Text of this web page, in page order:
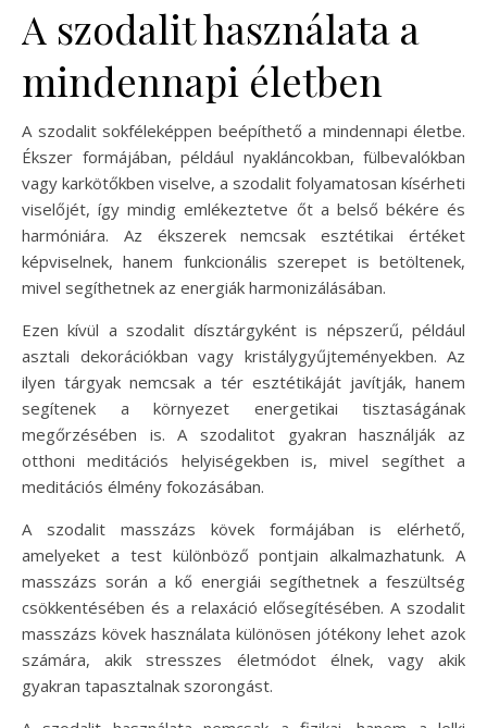
A szodalit használata a
mindennapi életben
A szodalit sokféleképpen beépíthető a mindennapi életbe.
Ékszer formájában, például nyakláncokban, fülbevalókban
vagy karkötőkben viselve, a szodalit folyamatosan kísérheti
viselőjét, így mindig emlékeztetve őt a belső békére és
harmóniára. Az ékszerek nemcsak esztétikai értéket
képviselnek, hanem funkcionális szerepet is betöltenek,
mivel segíthetnek az energiák harmonizálásában.
Ezen kívül a szodalit dísztárgyként is népszerű, például
asztali dekorációkban vagy kristálygyűjteményekben. Az
ilyen tárgyak nemcsak a tér esztétikáját javítják, hanem
segítenek a környezet energetikai tisztaságának
megőrzésében is. A szodalitot gyakran használják az
otthoni meditációs helyiségekben is, mivel segíthet a
meditációs élmény fokozásában.
A szodalit masszázs kövek formájában is elérhető,
amelyeket a test különböző pontjain alkalmazhatunk. A
masszázs során a kő energiái segíthetnek a feszültség
csökkentésében és a relaxáció elősegítésében. A szodalit
masszázs kövek használata különösen jótékony lehet azok
számára, akik stresszes életmódot élnek, vagy akik
gyakran tapasztalnak szorongást.